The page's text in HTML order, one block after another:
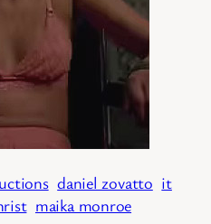
daniel zovatto it
maika monroe